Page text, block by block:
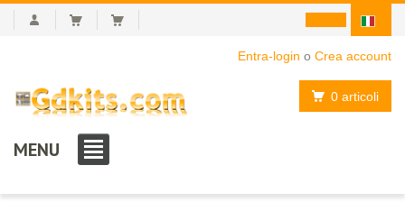
Entra-login o Crea account
0 articoli
MENU